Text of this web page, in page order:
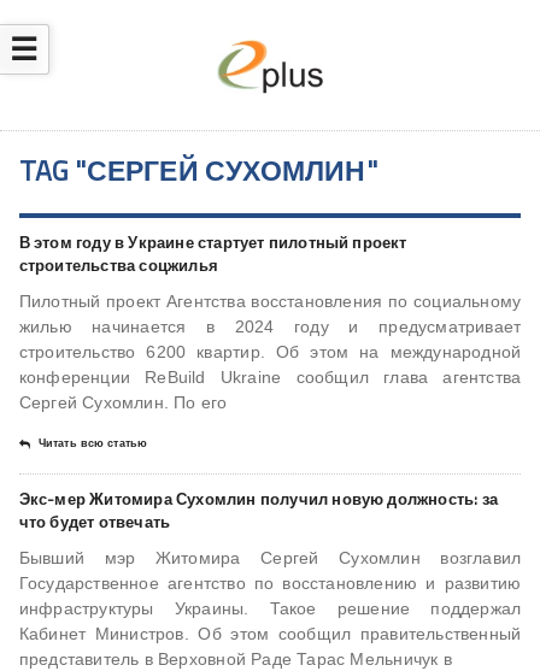
☰
TAG "СЕРГЕЙ СУХОМЛИН"
В этом году в Украине стартует пилотный проект
строительства соцжилья
Пилотный проект Агентства восстановления по социальному
жилью начинается в 2024 году и предусматривает
строительство 6200 квартир. Об этом на международной
конференции ReBuild Ukraine сообщил глава агентства
Сергей Сухомлин. По его
Читать всю статью
Экс-мер Житомира Сухомлин получил новую должность: за
что будет отвечать
Бывший мэр Житомира Сергей Сухомлин возглавил
Государственное агентство по восстановлению и развитию
инфраструктуры Украины. Такое решение поддержал
Кабинет Министров. Об этом сообщил правительственный
представитель в Верховной Раде Тарас Мельничук в